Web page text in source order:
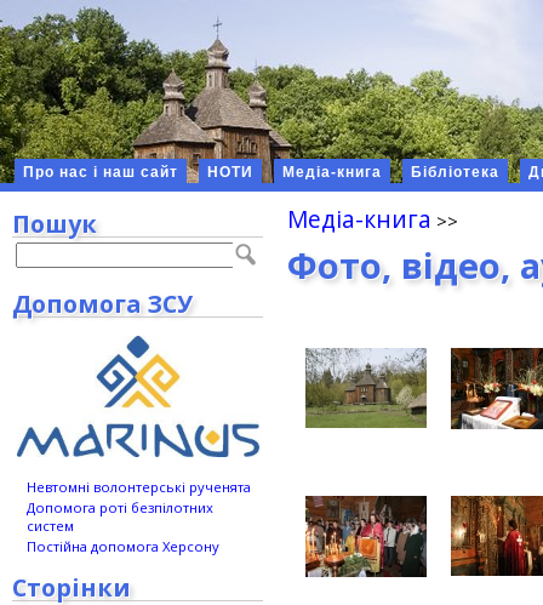
Про нас і наш сайт НОТИ Медіа-книга Бібліотека
Медіа-книга
Фото, відео,
Пошук
Допомога ЗСУ
Невтомні волонтерські рученята
Допомога роті безпілотних
систем
Постійна допомога Херсону
Сторінки